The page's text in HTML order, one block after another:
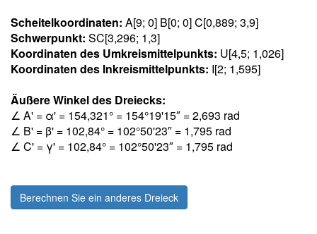
Scheitelkoordinaten: A[9; 0] B[0; 0] C[0,889; 3,9]
Schwerpunkt: SC[3,296; 1,3]
Koordinaten des Umkreismittelpunkts: U[4,5; 1,026]
Koordinaten des Inkreismittelpunkts: I[2; 1,595]
Äußere Winkel des Dreiecks:
∠ A' = α' = 154,321° = 154°19'15″ = 2,693 rad
∠ B' = β' = 102,84° = 102°50'23″ = 1,795 rad
∠ C' = γ' = 102,84° = 102°50'23″ = 1,795 rad
Berechnen Sie ein anderes Dreieck